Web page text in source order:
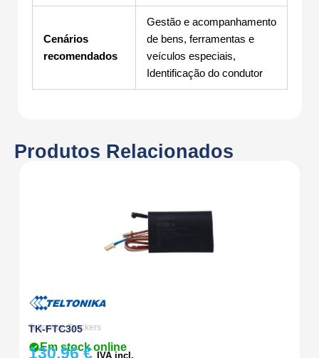
Cenários
recomendados
Gestão e acompanhamento
de bens, ferramentas e
veículos especiais,
Identificação do condutor
Produtos Relacionados
Teltonika,Trackers
TK-FTC305
Em stock online
130,96€ IVA incl.